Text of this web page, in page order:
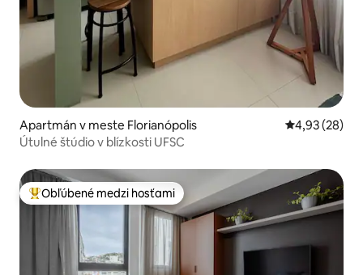
Apartmán v meste Florianópolis Priemerné
4,93 (28)
Útulné štúdio v blízkosti UFSC
Najobľúbenejšie medzi hosťami
Obľúbené medzi hosťami